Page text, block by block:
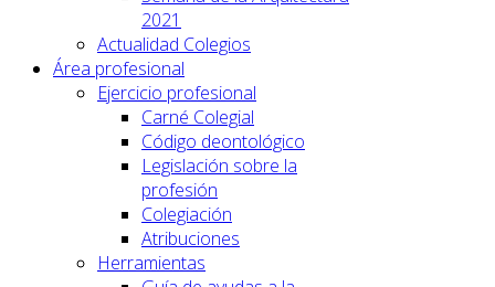
2021
Actualidad Colegios
Área profesional
Ejercicio profesional
Carné Colegial
Código deontológico
Legislación sobre la
profesión
Colegiación
Atribuciones
Herramientas